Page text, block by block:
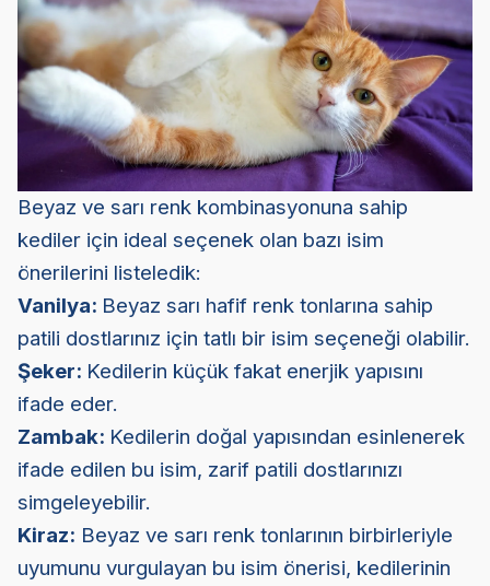
Beyaz ve sarı renk kombinasyonuna sahip
kediler için ideal seçenek olan bazı isim
önerilerini listeledik:
Vanilya: Beyaz sarı hafif renk tonlarına sahip
patili dostlarınız için tatlı bir isim seçeneği olabilir.
Şeker: Kedilerin küçük fakat enerjik yapısını
ifade eder.
Zambak: Kedilerin doğal yapısından esinlenerek
ifade edilen bu isim, zarif patili dostlarınızı
simgeleyebilir.
Kiraz: Beyaz ve sarı renk tonlarının birbirleriyle
uyumunu vurgulayan bu isim önerisi, kedilerinin